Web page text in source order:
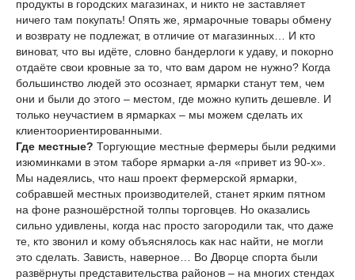
продукты в городских магазинах, и никто не заставляет
ничего там покупать! Опять же, ярмарочные товары обмену
и возврату не подлежат, в отличие от магазинных… И кто
виноват, что вы идёте, словно бандерлоги к удаву, и покорно
отдаёте свои кровные за то, что вам даром не нужно? Когда
большинство людей это осознает, ярмарки станут тем, чем
они и были до этого – местом, где можно купить дешевле. И
только неучастием в ярмарках – мы можем сделать их
клиентоориентированными.
Где местные? Торгующие местные фермеры были редкими
изюминками в этом таборе ярмарки а-ля «привет из 90-х».
Мы надеялись, что наш проект фермерской ярмарки,
собравшей местных производителей, станет ярким пятном
на фоне разношёрстной толпы торговцев. Но оказались
сильно удивлены, когда нас просто загородили так, что даже
те, кто звонил и кому объяснялось как нас найти, не могли
это сделать. Зависть, наверное… Во Дворце спорта были
развёрнуты представительства районов – на многих стендах